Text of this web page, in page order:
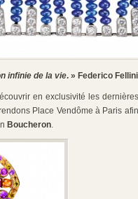
infinie de la vie. » Federico Fellini
en exclusivité les
Place Vendôme à Paris
Boucheron.